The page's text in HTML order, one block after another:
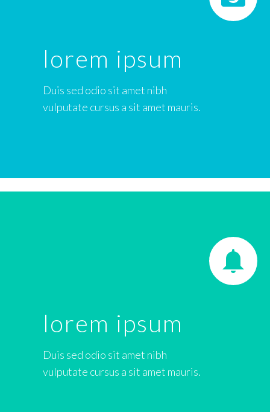
lorem ipsum
Duis sed odio sit amet nibh
vulputate cursus a sit amet mauris.


lorem ipsum
Duis sed odio sit amet nibh
vulputate cursus a sit amet mauris.